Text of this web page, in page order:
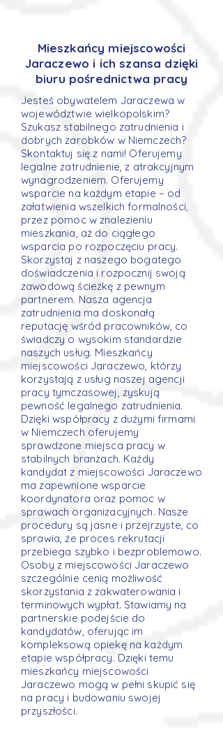
Mieszkańcy miejscowości
Jaraczewo i ich szansa dzięki
biuru pośrednictwa pracy
Jesteś obywatelem Jaraczewa w
województwie wielkopolskim?
Szukasz stabilnego zatrudnienia i
dobrych zarobków w Niemczech?
Skontaktuj się z nami! Oferujemy
legalne zatrudnienie, z atrakcyjnym
wynagrodzeniem. Oferujemy
wsparcie na każdym etapie – od
załatwienia wszelkich formalności,
przez pomoc w znalezieniu
mieszkania, aż do ciągłego
wsparcia po rozpoczęciu pracy.
Skorzystaj z naszego bogatego
doświadczenia i rozpocznij swoją
zawodową ścieżkę z pewnym
partnerem. Nasza agencja
zatrudnienia ma doskonałą
reputację wśród pracowników, co
świadczy o wysokim standardzie
naszych usług. Mieszkańcy
miejscowości Jaraczewo, którzy
korzystają z usług naszej agencji
pracy tymczasowej, zyskują
pewność legalnego zatrudnienia.
Dzięki współpracy z dużymi firmami
w Niemczech oferujemy
sprawdzone miejsca pracy w
stabilnych branżach. Każdy
kandydat z miejscowości Jaraczewo
ma zapewnione wsparcie
koordynatora oraz pomoc w
sprawach organizacyjnych. Nasze
procedury są jasne i przejrzyste, co
sprawia, że proces rekrutacji
przebiega szybko i bezproblemowo.
Osoby z miejscowości Jaraczewo
szczególnie cenią możliwość
skorzystania z zakwaterowania i
terminowych wypłat. Stawiamy na
partnerskie podejście do
kandydatów, oferując im
kompleksową opiekę na każdym
etapie współpracy. Dzięki temu
mieszkańcy miejscowości
Jaraczewo mogą w pełni skupić się
na pracy i budowaniu swojej
przyszłości.